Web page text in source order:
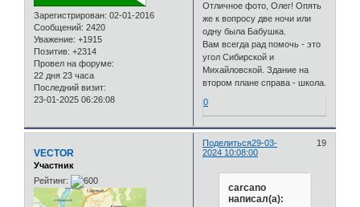
Зарегистрирован: 02-01-2016
Сообщений: 2420
Уважение: +1915
Позитив: +2314
Провел на форуме:
22 дня 23 часа
Последний визит:
23-01-2025 06:26:08
Отличное фото, Олег! Опять
же к вопросу две ночи или
одну была Бабушка.
Вам всегда рад помочь - это
угол Сибирской и
Михайловской. Здание на
втором плане справа - школа.
0
Поделиться 19
29-03-
2024 10:08:00
VECTOR
Участник
Рейтинг:
carcano
написал(а):